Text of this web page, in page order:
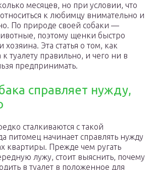
месяцев, но при условии, что
к любимцу внимательно и
По природе своей собаки —
поэтому щенки быстро
хозяина. Эта статья о том, как
туалету правильно, и чего ни в
предпринимать.
справляет нужду,
сталкиваются с такой
питомец начинает справлять нужду
квартиры. Прежде чем ругать
лужу, стоит выяснить, почему
в туалет в положенное для